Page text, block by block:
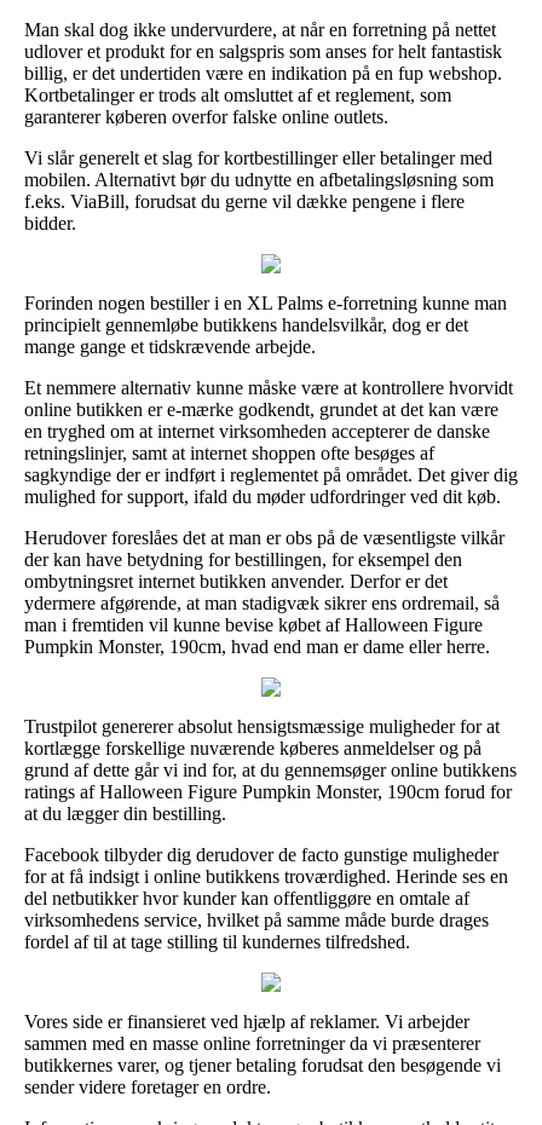
Man skal dog ikke undervurdere, at når en forretning på nettet
udlover et produkt for en salgspris som anses for helt fantastisk
billig, er det undertiden være en indikation på en fup webshop.
Kortbetalinger er trods alt omsluttet af et reglement, som
garanterer køberen overfor falske online outlets.
Vi slår generelt et slag for kortbestillinger eller betalinger med
mobilen. Alternativt bør du udnytte en afbetalingsløsning som
f.eks. ViaBill, forudsat du gerne vil dække pengene i flere
bidder.
Forinden nogen bestiller i en XL Palms e-forretning kunne man
principielt gennemløbe butikkens handelsvilkår, dog er det
mange gange et tidskrævende arbejde.
Et nemmere alternativ kunne måske være at kontrollere hvorvidt
online butikken er e-mærke godkendt, grundet at det kan være
en tryghed om at internet virksomheden accepterer de danske
retningslinjer, samt at internet shoppen ofte besøges af
sagkyndige der er indført i reglementet på området. Det giver dig
mulighed for support, ifald du møder udfordringer ved dit køb.
Herudover foreslåes det at man er obs på de væsentligste vilkår
der kan have betydning for bestillingen, for eksempel den
ombytningsret internet butikken anvender. Derfor er det
ydermere afgørende, at man stadigvæk sikrer ens ordremail, så
man i fremtiden vil kunne bevise købet af Halloween Figure
Pumpkin Monster, 190cm, hvad end man er dame eller herre.
Trustpilot genererer absolut hensigtsmæssige muligheder for at
kortlægge forskellige nuværende køberes anmeldelser og på
grund af dette går vi ind for, at du gennemsøger online butikkens
ratings af Halloween Figure Pumpkin Monster, 190cm forud for
at du lægger din bestilling.
Facebook tilbyder dig derudover de facto gunstige muligheder
for at få indsigt i online butikkens troværdighed. Herinde ses en
del netbutikker hvor kunder kan offentliggøre en omtale af
virksomhedens service, hvilket på samme måde burde drages
fordel af til at tage stilling til kundernes tilfredshed.
Vores side er finansieret ved hjælp af reklamer. Vi arbejder
sammen med en masse online forretninger da vi præsenterer
butikkernes varer, og tjener betaling forudsat den besøgende vi
sender videre foretager en ordre.